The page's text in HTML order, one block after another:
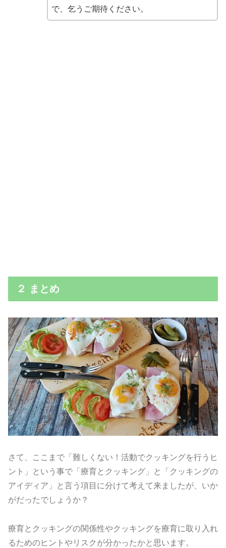
で、乞うご期待ください。
２ まとめ
さて、ここまで「難しくない！活動でクッキングを行うヒ
ント」という事で「療育とクッキング」と「クッキングの
アイディア」と言う項目に分けて考えて来ましたが、いか
がだったでしょうか？
療育とクッキングの関係性やクッキングを療育に取り入れ
るためのヒントやリスクが分かったかと思います。